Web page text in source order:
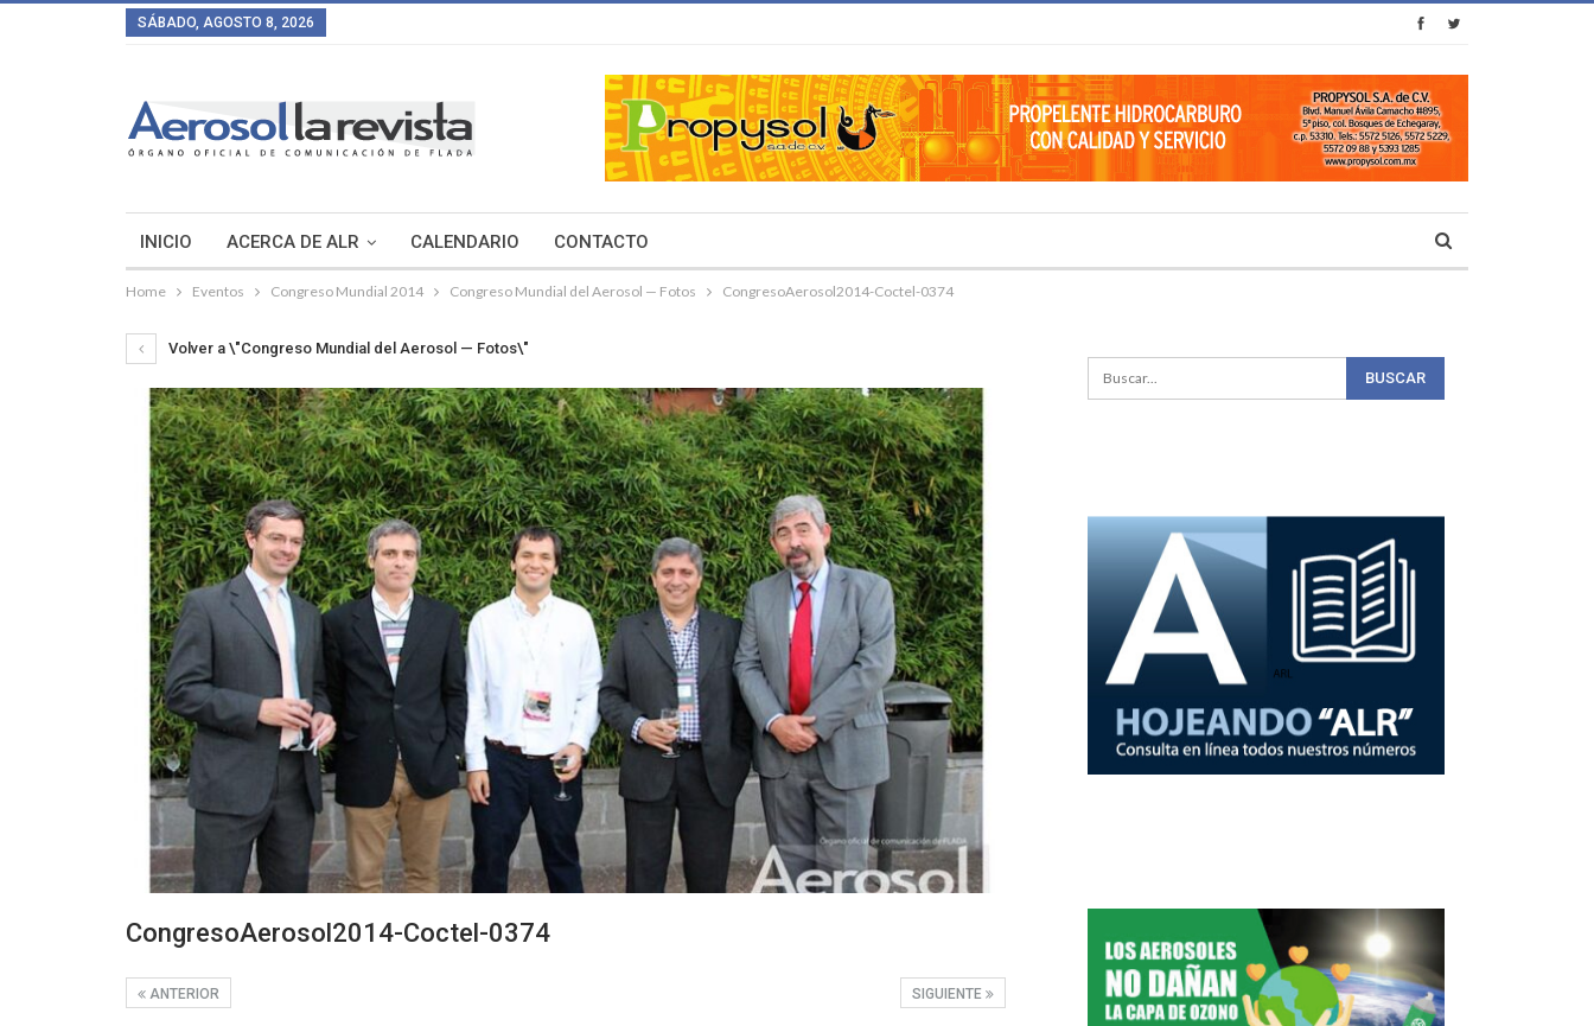
SÁBADO, AGOSTO 8, 2026
INICIO ACERCA DE ALR CALENDARIO CONTACTO
Home Eventos Congreso Mundial 2014 Congreso Mundial del Aerosol — Fotos CongresoAerosol2014-Coctel-0374
Volver a \"Congreso Mundial del Aerosol — Fotos\"
CongresoAerosol2014-Coctel-0374
SIGUIENTE
ANTERIOR